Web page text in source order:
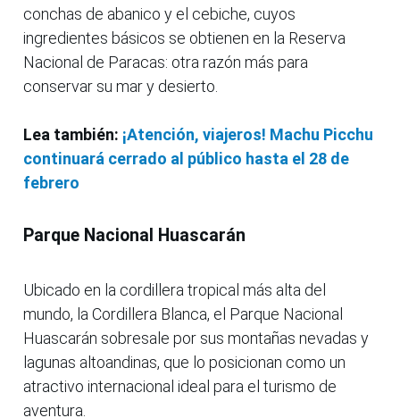
conchas de abanico y el cebiche, cuyos
ingredientes básicos se obtienen en la Reserva
Nacional de Paracas: otra razón más para
conservar su mar y desierto.
Lea también: ¡Atención, viajeros! Machu Picchu
continuará cerrado al público hasta el 28 de
febrero
Parque Nacional Huascarán
Ubicado en la cordillera tropical más alta del
mundo, la Cordillera Blanca, el Parque Nacional
Huascarán sobresale por sus montañas nevadas y
lagunas altoandinas, que lo posicionan como un
atractivo internacional ideal para el turismo de
aventura.